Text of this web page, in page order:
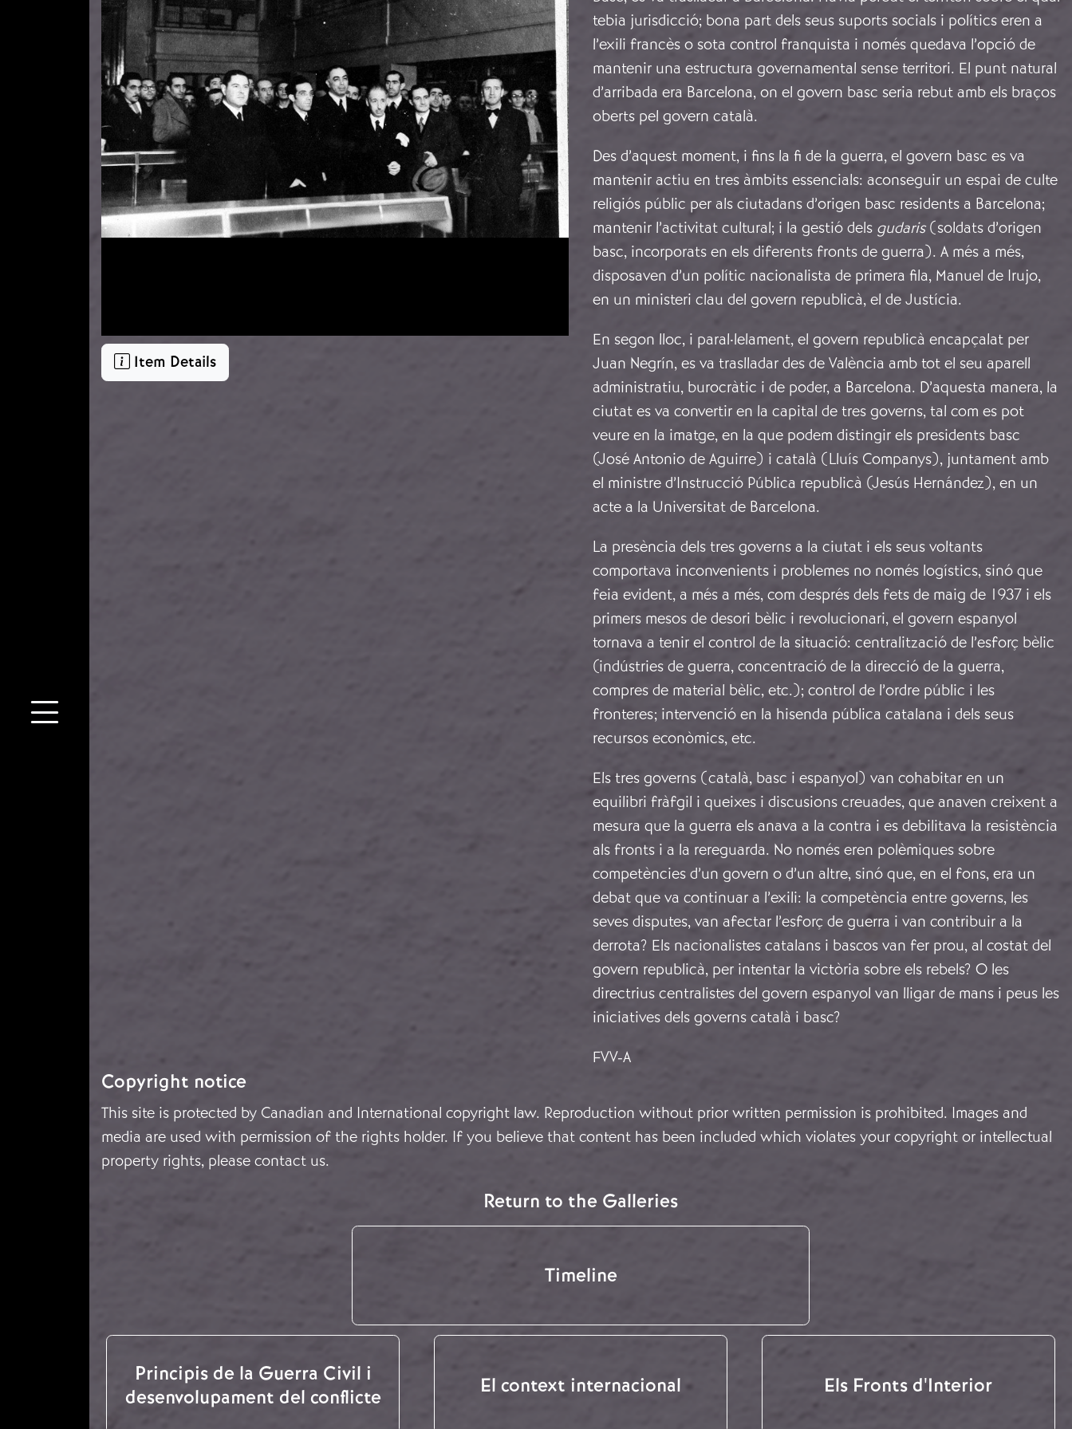
Item Details
tebia jurisdicció; bona part dels seus suports socials i polítics eren a
l’exili francès o sota control franquista i només quedava l’opció de
mantenir una estructura governamental sense territori. El punt natural
d’arribada era Barcelona, on el govern basc seria rebut amb els braços
oberts pel govern català.
Des d’aquest moment, i fins la fi de la guerra, el govern basc es va
mantenir actiu en tres àmbits essencials: aconseguir un espai de culte
religiós públic per als ciutadans d’origen basc residents a Barcelona;
mantenir l’activitat cultural; i la gestió dels gudaris(soldats d’origen
basc, incorporats en els diferents fronts de guerra). A més a més,
disposaven d’un polític nacionalista de primera fila, Manuel de Irujo,
en un ministeri clau del govern republicà, el de Justícia.
En segon lloc, i paral·lelament, el govern republicà encapçalat per
Juan Negrín, es va traslladar des de València amb tot el seu aparell
administratiu, burocràtic i de poder, a Barcelona. D’aquesta manera, la
ciutat es va convertir en la capital de tres governs, tal com es pot
veure en la imatge, en la que podem distingir els presidents basc
(José Antonio de Aguirre) i català (Lluís Companys), juntament amb
el ministre d’Instrucció Pública republicà (Jesús Hernández), en un
acte a la Universitat de Barcelona.
La presència dels tres governs a la ciutat i els seus voltants
comportava inconvenients i problemes no només logístics, sinó que
feia evident, a més a més, com després dels fets de maig de 1937 i els
primers mesos de desori bèlic i revolucionari, el govern espanyol
tornava a tenir el control de la situació: centralització de l’esforç bèlic
(indústries de guerra, concentració de la direcció de la guerra,
compres de material bèlic, etc.); control de l’ordre públic i les
fronteres; intervenció en la hisenda pública catalana i dels seus
recursos econòmics, etc.
Els tres governs (català, basc i espanyol) van cohabitar en un
equilibri fràfgil i queixes i discusions creuades, que anaven creixent a
mesura que la guerra els anava a la contra i es debilitava la resistència
als fronts i a la rereguarda. No només eren polèmiques sobre
competències d’un govern o d’un altre, sinó que, en el fons, era un
debat que va continuar a l’exili: la competència entre governs, les
seves disputes, van afectar l’esforç de guerra i van contribuir a la
derrota? Els nacionalistes catalans i bascos van fer prou, al costat del
govern republicà, per intentar la victòria sobre els rebels? O les
directrius centralistes del govern espanyol van lligar de mans i peus les
iniciatives dels governs català i basc?
FVV-A
Copyright notice
This site is protected by Canadian and International copyright law. Reproduction without prior written permission is prohibited. Images and
media are used with permission of the rights holder. If you believe that content has been included which violates your copyright or intellectual
property rights, please contact us.
Return to the Galleries
Timeline
Principis de la Guerra Civil i
desenvolupament del conflicte
El context internacional Els Fronts d'Interior